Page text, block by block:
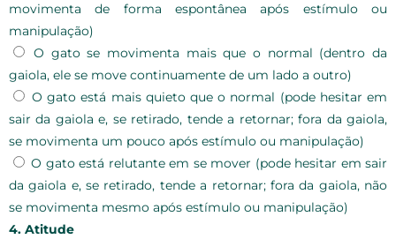
movimenta de forma espontânea após estímulo ou
manipulação)
O gato se movimenta mais que o normal (dentro da
gaiola, ele se move continuamente de um lado a outro)
O gato está mais quieto que o normal (pode hesitar em
sair da gaiola e, se retirado, tende a retornar; fora da gaiola,
se movimenta um pouco após estímulo ou manipulação)
O gato está relutante em se mover (pode hesitar em sair
da gaiola e, se retirado, tende a retornar; fora da gaiola, não
se movimenta mesmo após estímulo ou manipulação)
4. Atitude